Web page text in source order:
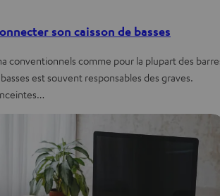
son caisson de basses
conventionnels comme pour la plupart des
est souvent responsables des graves.